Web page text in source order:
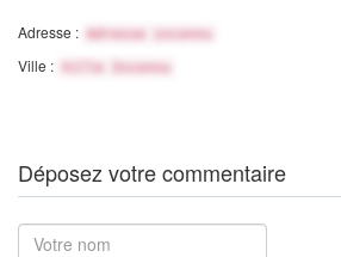
Adresse : Adresse inconnu
Ville : Ville Inconnu
Déposez votre commentaire